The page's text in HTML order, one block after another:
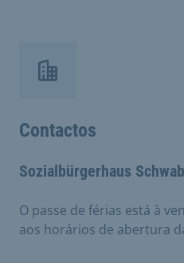
Contactos
Sozialbürgerhaus
O passe de férias está à
aos horários de abertura